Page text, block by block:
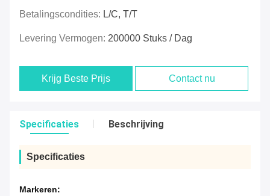
Betalingscondities: L/C, T/T
Levering Vermogen: 200000 Stuks / Dag
Krijg Beste Prijs Contact nu
Specificaties Beschrijving
Specificaties
Markeren: